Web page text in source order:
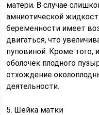
матери. В случае
амниотической
беременности имеет
двигаться, что
пуповиной. Кроме того,
оболочек плодного
отхождение
деятельности.
5. Шейка матки